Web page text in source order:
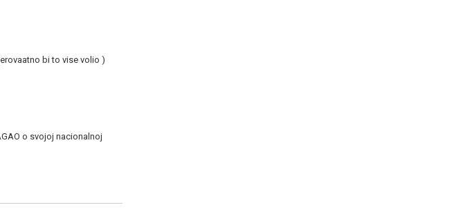
bi to vise volio )
o svojoj nacionalnoj